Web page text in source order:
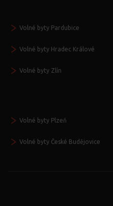
Volné byty Pardubice
Volné byty Hradec Králové
Volné byty Zlín
Volné byty Plzeň
Volné byty České Budějovice